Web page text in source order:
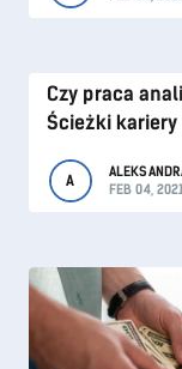
Czy praca
Ścieżki
A
FEB 04,